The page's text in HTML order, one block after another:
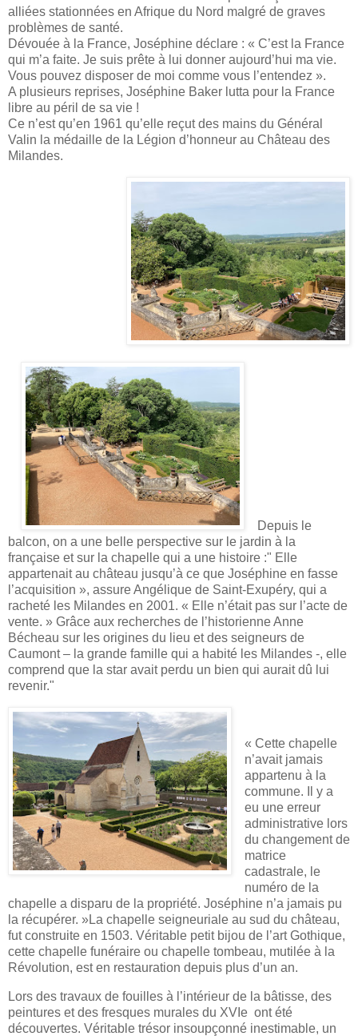
alliées stationnées en Afrique du Nord malgré de graves
problèmes de santé.
Dévouée à la France, Joséphine déclare : « C’est la France
qui m’a faite. Je suis prête à lui donner aujourd’hui ma vie.
Vous pouvez disposer de moi comme vous l’entendez ».
A plusieurs reprises, Joséphine Baker lutta pour la France
libre au péril de sa vie !
Ce n’est qu’en 1961 qu’elle reçut des mains du Général
Valin la médaille de la Légion d’honneur au Château des
Milandes.
Depuis le
balcon, on a une belle perspective sur le jardin à la
française et sur la chapelle qui a une histoire :" Elle
appartenait au château jusqu’à ce que Joséphine en fasse
l’acquisition », assure Angélique de Saint-Exupéry, qui a
racheté les Milandes en 2001. « Elle n’était pas sur l’acte de
vente. » Grâce aux recherches de l’historienne Anne
Bécheau sur les origines du lieu et des seigneurs de
Caumont – la grande famille qui a habité les Milandes -, elle
comprend que la star avait perdu un bien qui aurait dû lui
revenir."
« Cette chapelle
n’avait jamais
appartenu à la
commune. Il y a
eu une erreur
administrative lors
du changement de
matrice
cadastrale, le
numéro de la
chapelle a disparu de la propriété. Joséphine n’a jamais pu
la récupérer. »La chapelle seigneuriale au sud du château,
fut construite en 1503. Véritable petit bijou de l’art Gothique,
cette chapelle funéraire ou chapelle tombeau, mutilée à la
Révolution, est en restauration depuis plus d’un an.
Lors des travaux de fouilles à l’intérieur de la bâtisse, des
peintures et des fresques murales du XVIe ont été
découvertes. Véritable trésor insoupçonné inestimable, un